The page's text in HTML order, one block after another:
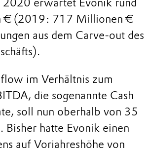
erwartet Evonik rund
€ (2019: 717 Millionen €
aus dem Carve-out des
im Verhältnis zum
die sogenannte Cash
soll nun oberhalb von 35
Bisher hatte Evonik einen
auf Vorjahreshöhe von